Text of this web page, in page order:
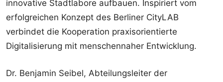
innovative Stadtlabore aufbauen. Inspiriert vom
erfolgreichen Konzept des Berliner CityLAB
verbindet die Kooperation praxisorientierte
Digitalisierung mit menschennaher Entwicklung.
Dr. Benjamin Seibel, Abteilungsleiter der